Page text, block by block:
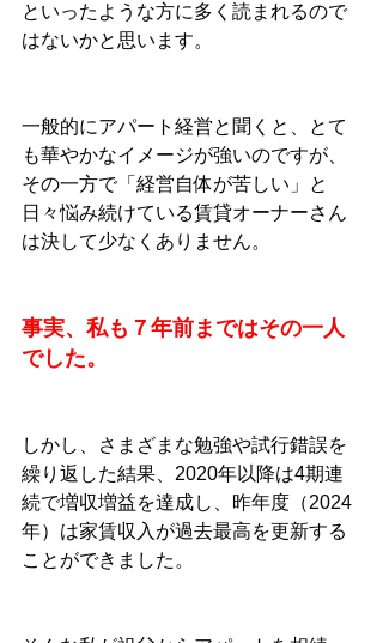
といったような方に多く読まれるので
はないかと思います。
一般的にアパート経営と聞くと、とて
も華やかなイメージが強いのですが、
その一方で「経営自体が苦しい」と
日々悩み続けている賃貸オーナーさん
は決して少なくありません。
事実、私も７年前まではその一人
でした。
しかし、さまざまな勉強や試行錯誤を
繰り返した結果、2020年以降は4期連
続で増収増益を達成し、昨年度（2024
年）は家賃収入が過去最高を更新する
ことができました。